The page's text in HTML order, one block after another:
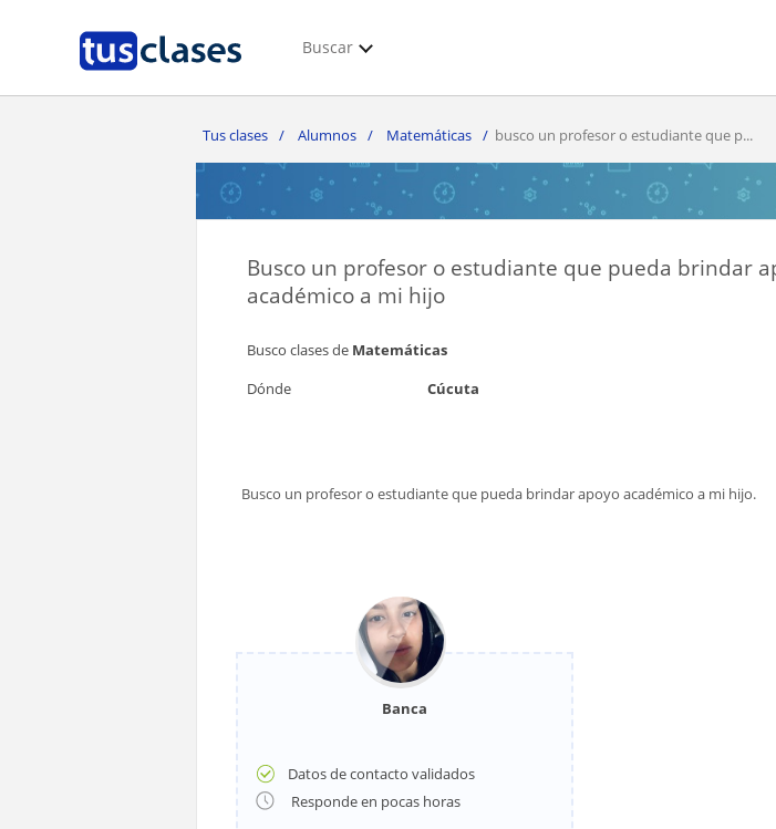
Buscar
Tus clases Alumnos Matemáticas busco un profesor o estudiante que p...
Busco un profesor o estudiante que pueda brindar
académico a mi hijo
Busco clases de Matemáticas
Dónde
Cúcuta
Busco un profesor o estudiante que pueda brindar apoyo académico a mi hijo.
Banca
Datos de contacto validados
Responde en pocas horas